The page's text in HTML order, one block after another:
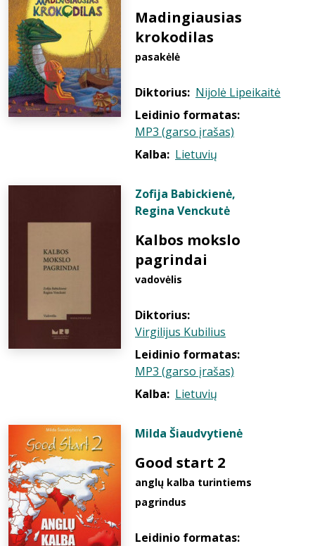
Madingiausias
krokodilas
pasakėlė
Diktorius: Nijolė Lipeikaitė
Leidinio formatas:
MP3 (garso įrašas)
Kalba: Lietuvių
Zofija Babickienė,
Regina Venckutė
Kalbos mokslo
pagrindai
vadovėlis
Diktorius:
Virgilijus Kubilius
Leidinio formatas:
MP3 (garso įrašas)
Kalba: Lietuvių
Milda Šiaudvytienė
Good start 2
anglų kalba turintiems
pagrindus
Leidinio formatas: